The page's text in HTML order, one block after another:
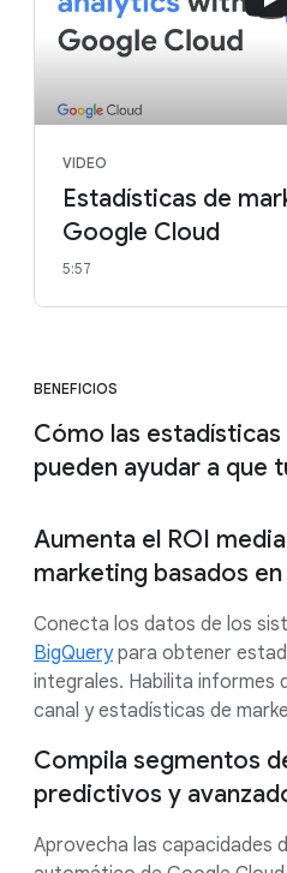
VIDEO
Estadísticas de
Google Cloud
5:57
BENEFICIOS
Cómo las
pueden ayudar a que
Aumenta el ROI
marketing basados
Conecta los datos de los
BigQuerypara obtener
integrales. Habilita informes
canal y estadísticas de
Compila segmentos
predictivos y
Aprovecha las capacidades